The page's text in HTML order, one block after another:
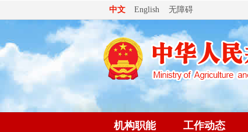
中文 English 无障碍
机构职能 工作动态